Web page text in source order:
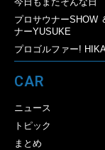
プロサウナーSHOW
ナーYUSUKE
プロゴルファー!
CAR
ニュース
トピック
まとめ